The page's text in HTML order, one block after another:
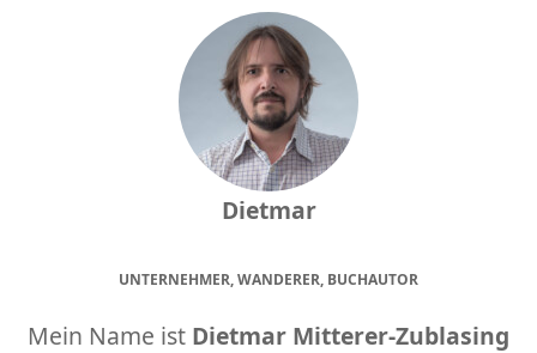
Dietmar
UNTERNEHMER, WANDERER, BUCHAUTOR
Mein Name ist Dietmar Mitterer-Zublasing